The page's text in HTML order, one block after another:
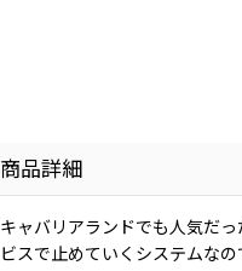
商品詳細
キャバリアランドでも人気だっ
ビスで止めていくシステムな